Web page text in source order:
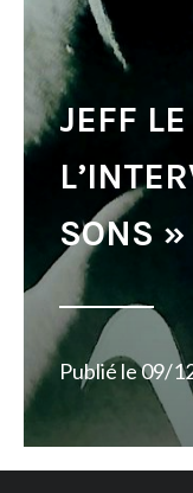
JEFF
SONS »
Publié le09/